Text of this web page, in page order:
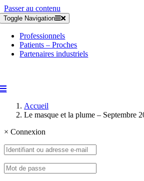
Passer au contenu
Toggle Navigation
Professionnels
Patients – Proches
Partenaires industriels
Accueil
Le masque et la plume – Septembre
× Connexion